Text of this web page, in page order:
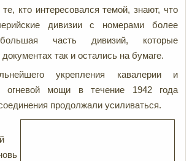
кто интересовался темой, знают, что
дивизии с номерами более
часть дивизий, которые
так и остались на бумаге.
укрепления кавалерии и
огневой мощи в течение 1942 года
продолжали усиливаться.